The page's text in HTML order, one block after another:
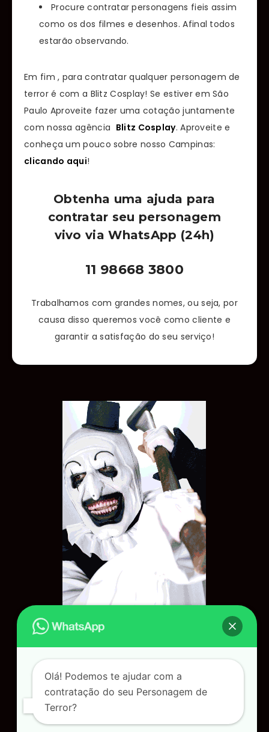
Procure contratar personagens fieis assim
como os dos filmes e desenhos. Afinal todos
estarão observando.
Em fim , para contratar qualquer personagem de
terror é com a Blitz Cosplay! Se estiver em São
Paulo Aproveite fazer uma cotação juntamente
com nossa agência Blitz Cosplay. Aproveite e
conheça um pouco sobre nosso Campinas:
clicando aqui!
Obtenha uma ajuda para
contratar seu personagem
vivo via WhatsApp (24h)
11 98668 3800
Trabalhamos com grandes nomes, ou seja, por
causa disso queremos você como cliente e
garantir a satisfação do seu serviço!
Olá! Podemos te ajudar com a
contratação do seu Personagem de
Terror?